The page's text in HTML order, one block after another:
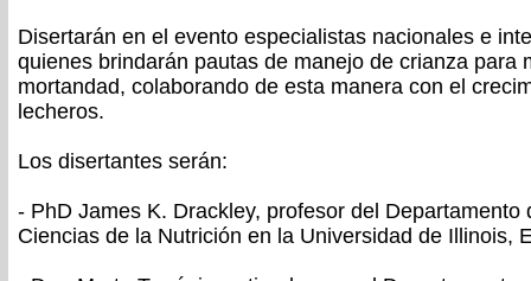
Disertarán en el evento especialistas nacionales e
quienes brindarán pautas de manejo de crianza para
mortandad, colaborando de esta manera con el
lecheros.
Los disertantes serán:
- PhD James K. Drackley, profesor del Departamento
Ciencias de la Nutrición en la Universidad de Illinois,